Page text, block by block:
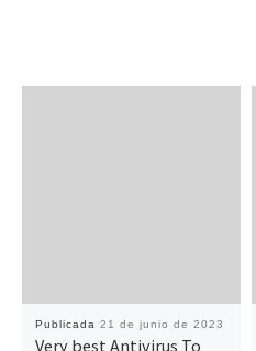
Publicada 21 de junio de 2023
Very best Antivirus To